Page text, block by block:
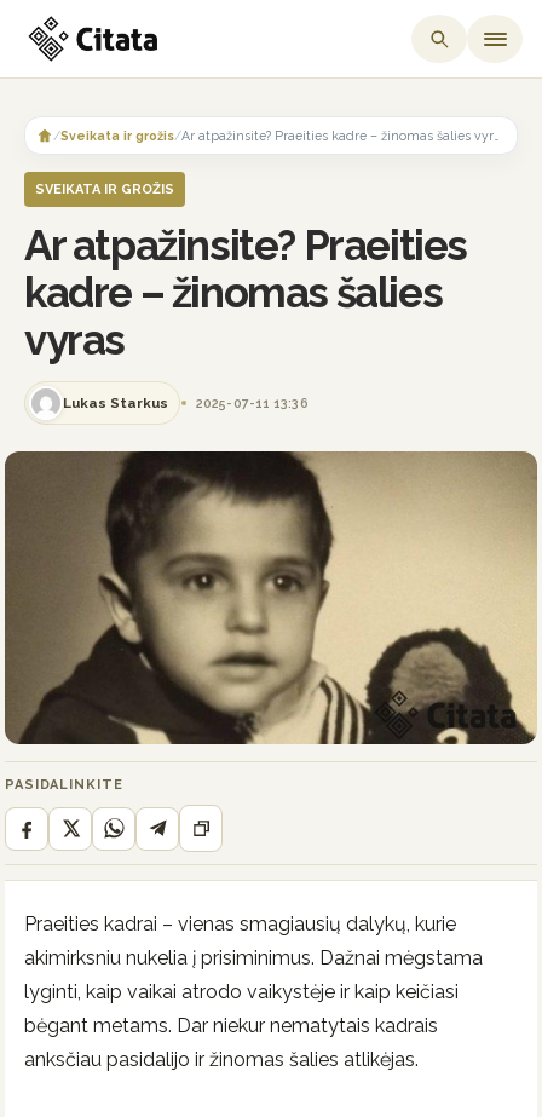
content
/Sveikata ir grožis/
SVEIKATA IR GROŽIS
Ar atpažinsite? Praeities
kadre – žinomas šalies
vyras
Lukas Starkus 2025-07-11 13:36
PASIDALINKITE
Praeities kadrai – vienas smagiausių dalykų, kurie
akimirksniu nukelia į prisiminimus. Dažnai mėgstama
lyginti, kaip vaikai atrodo vaikystėje ir kaip keičiasi
bėgant metams. Dar niekur nematytais kadrais
anksčiau pasidalijo ir žinomas šalies atlikėjas.